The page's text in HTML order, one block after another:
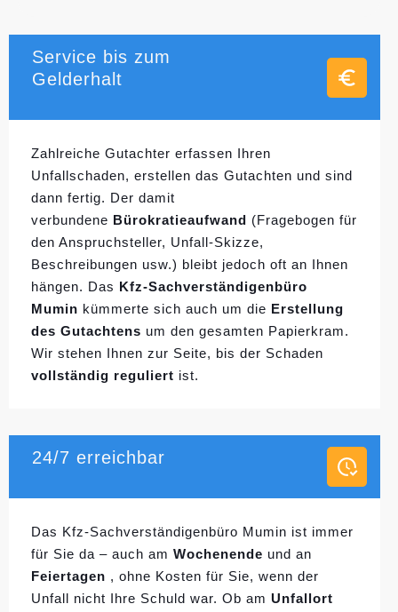
Service bis zum
Gelderhalt
Zahlreiche Gutachter erfassen Ihren
Unfallschaden, erstellen das Gutachten und sind
dann fertig. Der damit
verbundene Bürokratieaufwand (Fragebogen für
den Anspruchsteller, Unfall-Skizze,
Beschreibungen usw.) bleibt jedoch oft an Ihnen
hängen. Das Kfz-Sachverständigenbüro
Mumin kümmerte sich auch um die Erstellung
des Gutachtens um den gesamten Papierkram.
Wir stehen Ihnen zur Seite, bis der Schaden
vollständig reguliert ist.
24/7 erreichbar
Das Kfz-Sachverständigenbüro Mumin ist immer
für Sie da – auch am Wochenende und an
Feiertagen , ohne Kosten für Sie, wenn der
Unfall nicht Ihre Schuld war. Ob am Unfallort